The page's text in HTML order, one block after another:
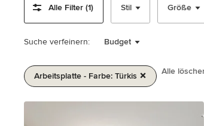
Alle Filter (1) Stil Größe
Suche verfeinern: Budget
Arbeitsplatte - Farbe: Türkis Alle
von